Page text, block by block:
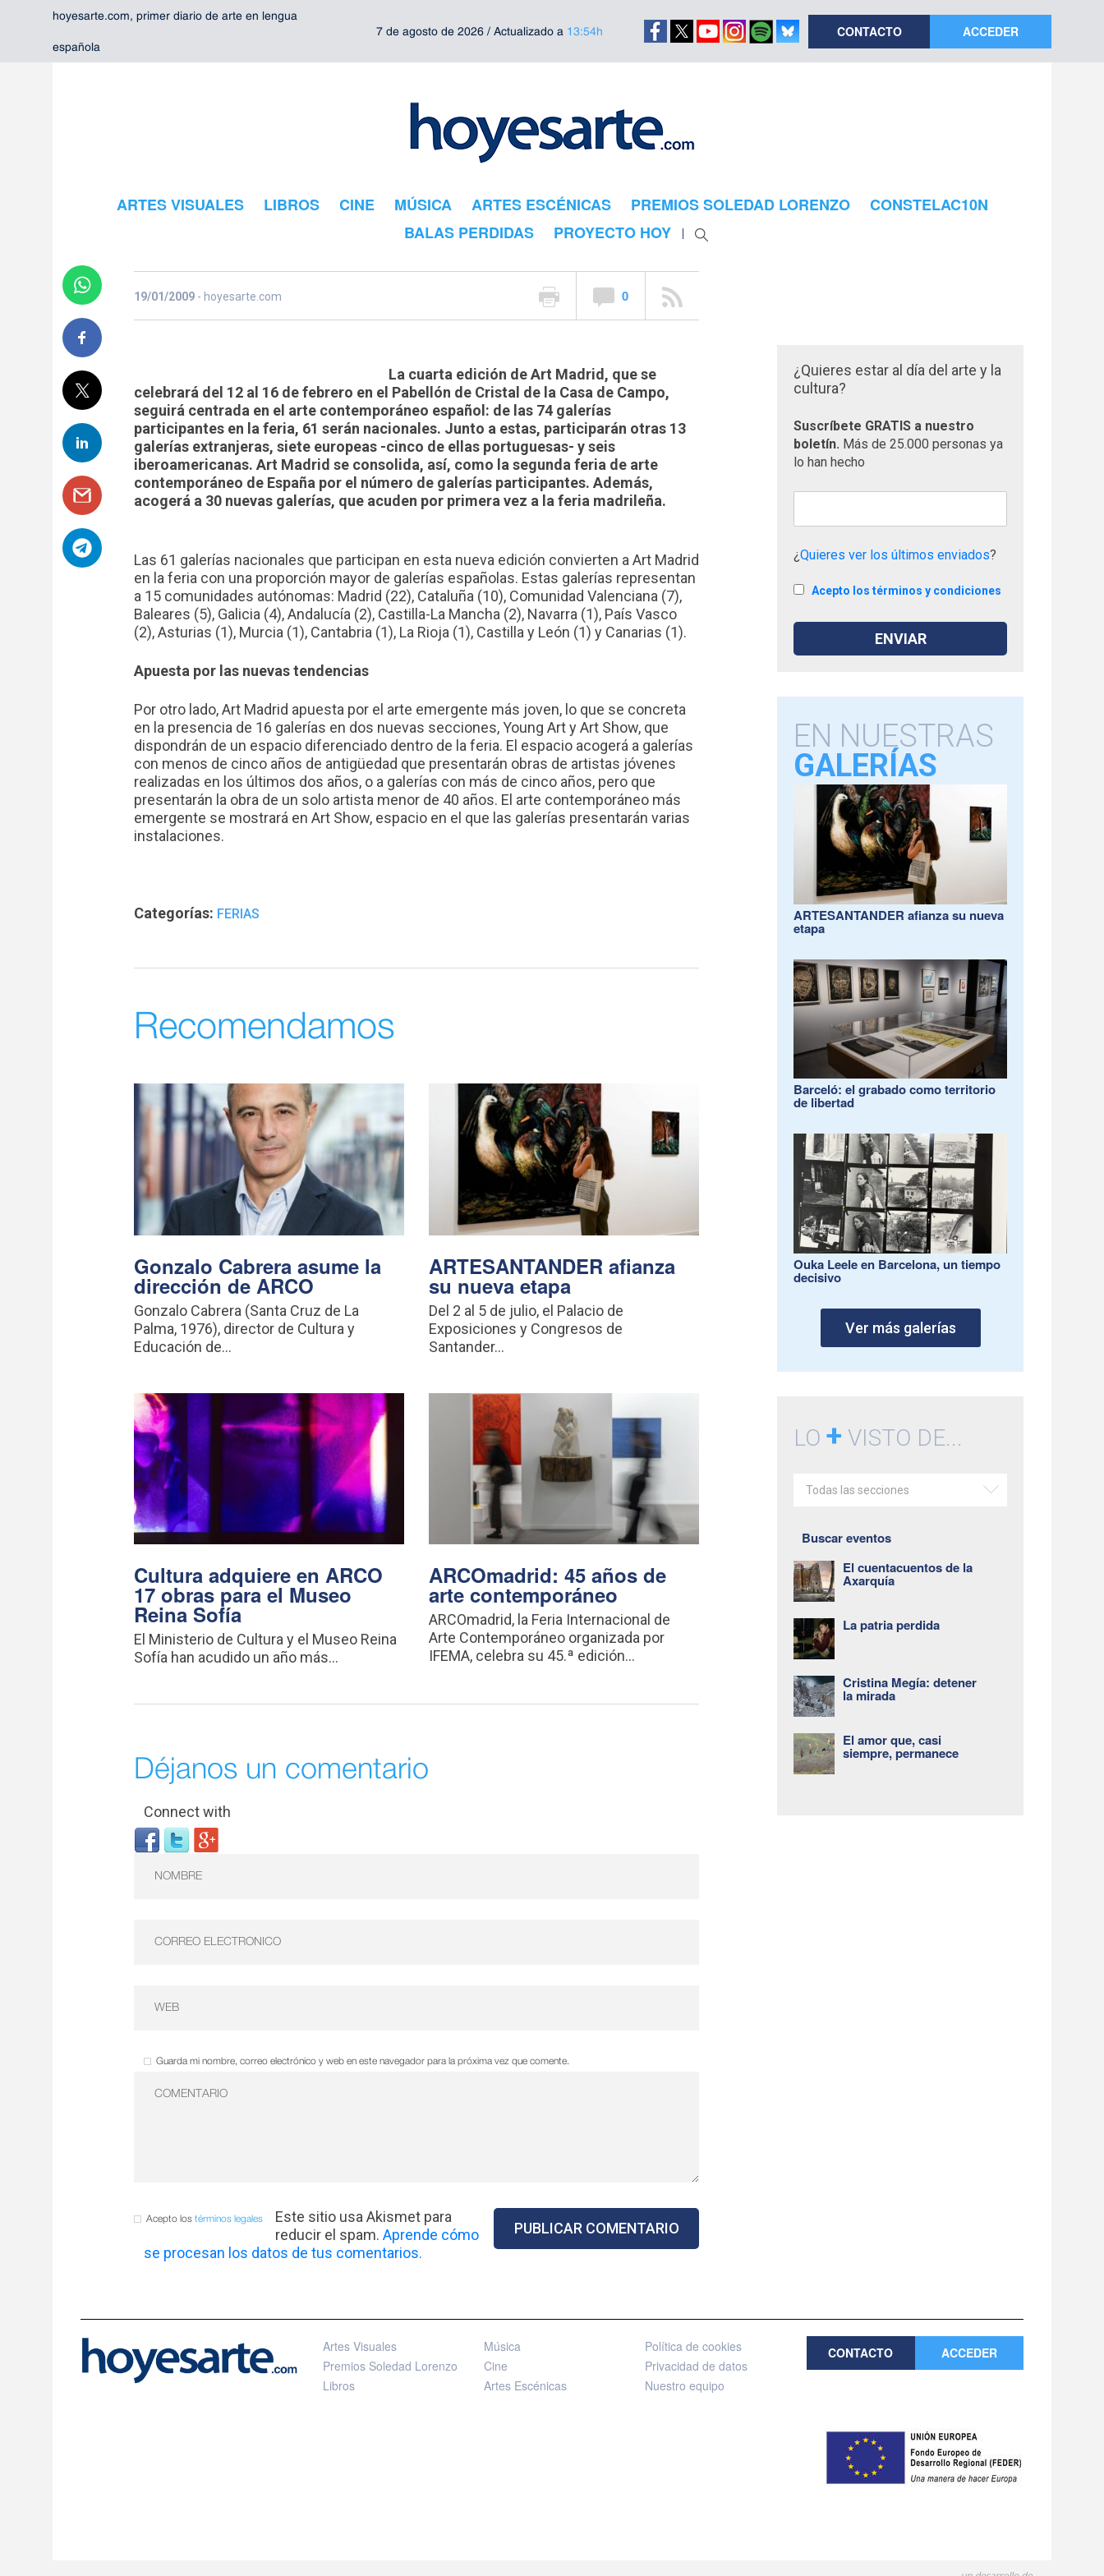
hoyesarte.com, primer diario de arte en lengua
española
7 de agosto de 2026 / Actualizado a 13:54h CONTACTO ACCEDER
ARTES VISUALES LIBROS CINE MÚSICA ARTES ESCÉNICAS PREMIOS SOLEDAD LORENZO
CONSTELAC10N
BALAS PERDIDAS
PROYECTO HOY
La cuarta edición de Art Madrid, que se celebrará del 12 al 16 de febrero en el Pabellón de Cristal de la Casa de Campo, seguirá centrada en el arte contemporáneo español: de las 74 galerías
participantes en la feria, 61 serán nacionales. Junto a estas, participarán otras 13 galerías extranjeras, siete europeas -cinco de ellas portuguesas- y seis iberoamericanas. Art Madrid se
consolida, así, como la segunda feria de arte contemporáneo de España por el número de galerías participantes. Además, acogerá a 30 nuevas galerías, que acuden por primera vez a la feria
madrileña.
Art Madrid, arte
contemporáneo español
19/01/2009 - hoyesarte.com 0
La cuarta edición de Art Madrid, que se
celebrará del 12 al 16 de febrero en el Pabellón de Cristal de la Casa de Campo,
seguirá centrada en el arte contemporáneo español: de las 74 galerías
participantes en la feria, 61 serán nacionales. Junto a estas, participarán otras 13
galerías extranjeras, siete europeas -cinco de ellas portuguesas- y seis
iberoamericanas. Art Madrid se consolida, así, como la segunda feria de arte
contemporáneo de España por el número de galerías participantes. Además,
acogerá a 30 nuevas galerías, que acuden por primera vez a la feria madrileña.
Las 61 galerías nacionales que participan en esta nueva edición convierten a Art Madrid
en la feria con una proporción mayor de galerías españolas. Estas galerías representan
a 15 comunidades autónomas: Madrid (22), Cataluña (10), Comunidad Valenciana (7),
Baleares (5), Galicia (4), Andalucía (2), Castilla-La Mancha (2), Navarra (1), País Vasco
(2), Asturias (1), Murcia (1), Cantabria (1), La Rioja (1), Castilla y León (1) y Canarias (1).
Apuesta por las nuevas tendencias
Por otro lado, Art Madrid apuesta por el arte emergente más joven, lo que se concreta
en la presencia de 16 galerías en dos nuevas secciones, Young Art y Art Show, que
dispondrán de un espacio diferenciado dentro de la feria. El espacio acogerá a galerías
con menos de cinco años de antigüedad que presentarán obras de artistas jóvenes
realizadas en los últimos dos años, o a galerías con más de cinco años, pero que
presentarán la obra de un solo artista menor de 40 años. El arte contemporáneo más
emergente se mostrará en Art Show, espacio en el que las galerías presentarán varias
instalaciones.
Categorías: FERIAS
Recomendamos
Gonzalo Cabrera asume la
dirección de ARCO
Gonzalo Cabrera (Santa Cruz de La
Palma, 1976), director de Cultura y
Educación de...
ARTESANTANDER afianza
su nueva etapa
Del 2 al 5 de julio, el Palacio de
Exposiciones y Congresos de
Santander...
Cultura adquiere en ARCO
17 obras para el Museo
Reina Sofía
El Ministerio de Cultura y el Museo Reina
Sofía han acudido un año más...
ARCOmadrid: 45 años de
arte contemporáneo
ARCOmadrid, la Feria Internacional de
Arte Contemporáneo organizada por
IFEMA, celebra su 45.ª edición...
Déjanos un comentario
Connect with
Guarda mi nombre, correo electrónico y web en este navegador para la próxima vez que comente.
Acepto los términos legales
Este sitio usa Akismet para
reducir el spam. Aprende cómo
se procesan los datos de tus comentarios.
¿Quieres estar al día del arte y la
cultura?
Suscríbete GRATIS a nuestro
boletín. Más de 25.000 personas ya
lo han hecho
¿Quieres ver los últimos enviados?
Acepto los términos y condiciones
EN NUESTRAS
GALERÍAS
ARTESANTANDER afianza su nueva
etapa
Barceló: el grabado como territorio
de libertad
Ouka Leele en Barcelona, un tiempo
decisivo
Ver más galerías
LO+ VISTO DE...
Todas las secciones
Buscar eventos
El cuentacuentos de la
Axarquía
La patria perdida
Cristina Megía: detener
la mirada
El amor que, casi
siempre, permanece
Artes Visuales
Premios Soledad Lorenzo
Libros
Música
Cine
Artes Escénicas
Política de cookies
Privacidad de datos
Nuestro equipo
CONTACTO ACCEDER